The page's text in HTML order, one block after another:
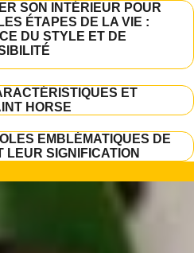
SON INTÉRIEUR POUR
ÉTAPES DE LA VIE :
DU STYLE ET DE
ET
HORSE
EMBLÉMATIQUES DE
SIGNIFICATION